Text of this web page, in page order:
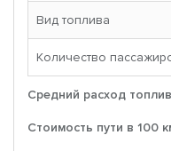
Вид топлива
Количество
Средний расход
Стоимость пути в 100